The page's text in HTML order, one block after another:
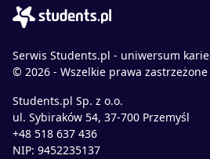
Serwis Students.pl - uniwersum
© 2026 - Wszelkie prawa zastrzeżone
Students.pl Sp. z o.o.
ul. Sybiraków 54, 37-700 Przemyśl
+48 518 637 436
NIP: 9452235137